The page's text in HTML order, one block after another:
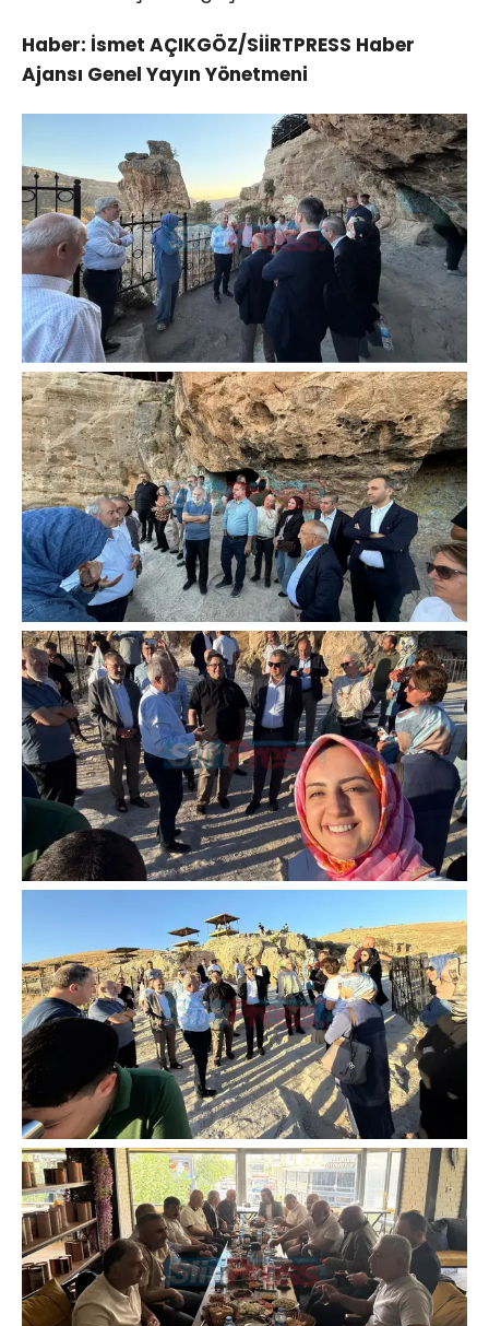
Haber: İsmet AÇIKGÖZ/SİİRTPRESS Haber
Ajansı Genel Yayın Yönetmeni